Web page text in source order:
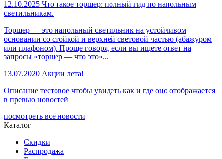
12.10.2025 Что такое торшер: полный гид по напольным
светильникам.
Торшер — это напольный светильник на устойчивом
основании со стойкой и верхней световой частью (абажуром
или плафоном). Проще говоря, если вы ищете ответ на
запросы «торшер — что это»...
13.07.2020 Акции лета!
Описание тестовое чтобы увидеть как и где оно отображается
в превью новостей
посмотреть все новости
Каталог
Скидки
Распродажа